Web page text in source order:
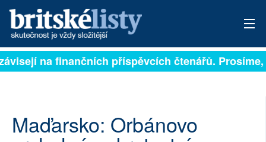
PŘIHLÁSIT
ARCHIV
na finančních příspěvcích čtenářů. Prosíme,
Maďarsko: Orbánovo